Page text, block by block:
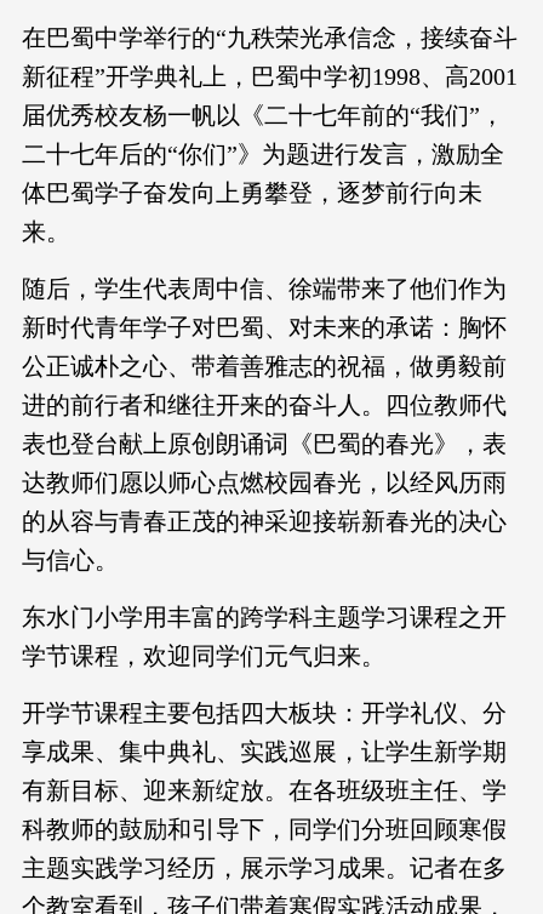
在巴蜀中学举行的“九秩荣光承信念，接续奋斗
新征程”开学典礼上，巴蜀中学初1998、高2001
届优秀校友杨一帆以《二十七年前的“我们”，
二十七年后的“你们”》为题进行发言，激励全
体巴蜀学子奋发向上勇攀登，逐梦前行向未
来。
随后，学生代表周中信、徐端带来了他们作为
新时代青年学子对巴蜀、对未来的承诺：胸怀
公正诚朴之心、带着善雅志的祝福，做勇毅前
进的前行者和继往开来的奋斗人。四位教师代
表也登台献上原创朗诵词《巴蜀的春光》，表
达教师们愿以师心点燃校园春光，以经风历雨
的从容与青春正茂的神采迎接崭新春光的决心
与信心。
东水门小学用丰富的跨学科主题学习课程之开
学节课程，欢迎同学们元气归来。
开学节课程主要包括四大板块：开学礼仪、分
享成果、集中典礼、实践巡展，让学生新学期
有新目标、迎来新绽放。在各班级班主任、学
科教师的鼓励和引导下，同学们分班回顾寒假
主题实践学习经历，展示学习成果。记者在多
个教室看到，孩子们带着寒假实践活动成果，